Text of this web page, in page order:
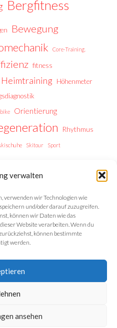
verwalten
verwenden wir Technologien wie
und/oder darauf zuzugreifen.
können wir Daten wie das
Website verarbeiten. Wenn du
können bestimmte
werden.
ansehen
Bergfitness
Bewegung
Core-Training.
fitness
Heimtraining
Höhenmeter
Orientierung
Rhythmus
Skitour Sport
Trekking Trekking Vorbereitung